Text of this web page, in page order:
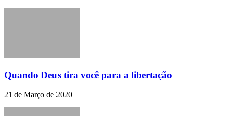
Quando Deus tira você para a libertação
21 de Março de 2020